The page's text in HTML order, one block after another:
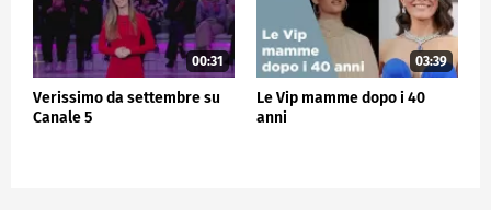
00:31
Verissimo da settembre su
Canale 5
03:39
Le Vip mamme dopo i 40
anni